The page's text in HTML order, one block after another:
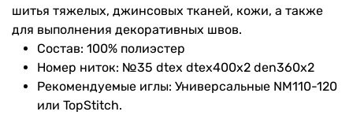
шитья тяжелых, джинсовых тканей, кожи, а также
для выполнения декоративных швов.
Состав: 100% полиэстер
Номер ниток: №35 dtex dtex400x2 den360x2
Рекомендуемые иглы: Универсальные NM110-120
или TopStitch.